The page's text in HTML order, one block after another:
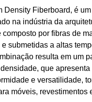
Density Fiberboard, é um
na indústria da
por fibras de
submetidas a altas
resulta em um
que
e versatilidade,
móveis, revestimentos